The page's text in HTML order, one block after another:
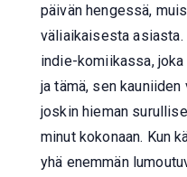
päivän hengessä,
väliaikaisesta asiasta.
indie-komiikassa,
ja tämä, sen kauniiden
joskin hieman
minut kokonaan. Kun
yhä enemmän